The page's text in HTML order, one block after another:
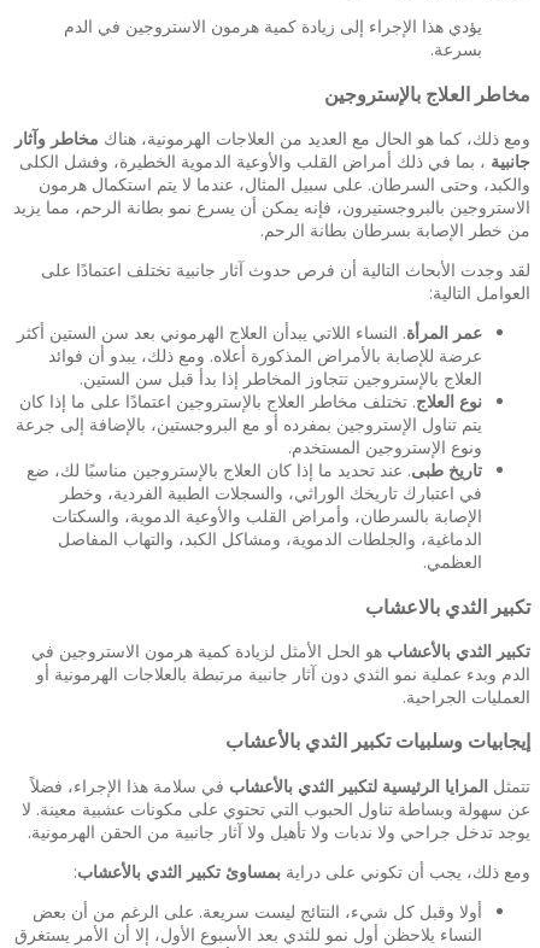
يؤدي هذا الإجراء إلى زيادة كمية هرمون الاستروجين في الدم
بسرعة.
مخاطر العلاج بالإستروجين
ومع ذلك، كما هو الحال مع العديد من العلاجات الهرمونية، هناك مخاطر وآثار
جانبية ، بما في ذلك أمراض القلب والأوعية الدموية الخطيرة، وفشل الكلى
والكبد، وحتى السرطان. على سبيل المثال، عندما لا يتم استكمال هرمون
الاستروجين بالبروجستيرون، فإنه يمكن أن يسرع نمو بطانة الرحم، مما يزيد
من خطر الإصابة بسرطان بطانة الرحم.
لقد وجدت الأبحاث التالية أن فرص حدوث آثار جانبية تختلف اعتمادًا على
العوامل التالية:
عمر المرأة. النساء اللاتي يبدأن العلاج الهرموني بعد سن الستين أكثر
عرضة للإصابة بالأمراض المذكورة أعلاه. ومع ذلك، يبدو أن فوائد
العلاج بالإستروجين تتجاوز المخاطر إذا بدأ قبل سن الستين.
نوع العلاج. تختلف مخاطر العلاج بالإستروجين اعتمادًا على ما إذا كان
يتم تناول الإستروجين بمفرده أو مع البروجستين، بالإضافة إلى جرعة
ونوع الإستروجين المستخدم.
تاريخ طبى. عند تحديد ما إذا كان العلاج بالإستروجين مناسبًا لك، ضع
في اعتبارك تاريخك الوراثي، والسجلات الطبية الفردية، وخطر
الإصابة بالسرطان، وأمراض القلب والأوعية الدموية، والسكتات
الدماغية، والجلطات الدموية، ومشاكل الكبد، والتهاب المفاصل
العظمي.
تكبير الثدي بالاعشاب
تكبير الثدي بالأعشاب هو الحل الأمثل لزيادة كمية هرمون الاستروجين في
الدم وبدء عملية نمو الثدي دون آثار جانبية مرتبطة بالعلاجات الهرمونية أو
العمليات الجراحية.
إيجابيات وسلبيات تكبير الثدي بالأعشاب
تتمثل المزايا الرئيسية لتكبير الثدي بالأعشاب في سلامة هذا الإجراء، فضلاً
عن سهولة وبساطة تناول الحبوب التي تحتوي على مكونات عشبية معينة. لا
يوجد تدخل جراحي ولا ندبات ولا تأهيل ولا آثار جانبية من الحقن الهرمونية.
ومع ذلك، يجب أن تكوني على دراية بمساوئ تكبير الثدي بالأعشاب:
أولا وقبل كل شيء، النتائج ليست سريعة. على الرغم من أن بعض
النساء يلاحظن أول نمو للثدي بعد الأسبوع الأول، إلا أن الأمر يستغرق